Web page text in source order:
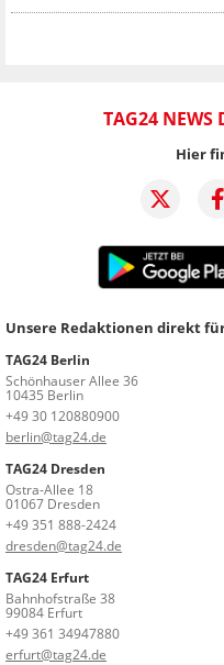
TAG24
Hier
Unsere Redaktionen direkt
TAG24 Berlin
Schönhauser Allee 36
10435 Berlin
+49 30 120880900
berlin@tag24.de
TAG24 Dresden
Ostra-Allee 18
01067 Dresden
+49 351 888-2424
dresden@tag24.de
TAG24 Erfurt
Bahnhofstraße 38
99084 Erfurt
+49 361 34947880
erfurt@tag24.de